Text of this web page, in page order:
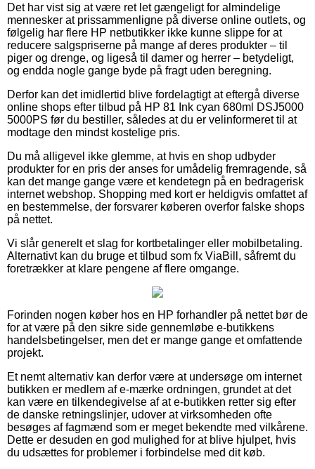
Det har vist sig at være ret let gængeligt for almindelige
mennesker at prissammenligne på diverse online outlets, og
følgelig har flere HP netbutikker ikke kunne slippe for at
reducere salgspriserne på mange af deres produkter – til
piger og drenge, og ligeså til damer og herrer – betydeligt,
og endda nogle gange byde på fragt uden beregning.
Derfor kan det imidlertid blive fordelagtigt at eftergå diverse
online shops efter tilbud på HP 81 Ink cyan 680ml DSJ5000
5000PS før du bestiller, således at du er velinformeret til at
modtage den mindst kostelige pris.
Du må alligevel ikke glemme, at hvis en shop udbyder
produkter for en pris der anses for umådelig fremragende, så
kan det mange gange være et kendetegn på en bedragerisk
internet webshop. Shopping med kort er heldigvis omfattet af
en bestemmelse, der forsvarer køberen overfor falske shops
på nettet.
Vi slår generelt et slag for kortbetalinger eller mobilbetaling.
Alternativt kan du bruge et tilbud som fx ViaBill, såfremt du
foretrækker at klare pengene af flere omgange.
Forinden nogen køber hos en HP forhandler på nettet bør de
for at være på den sikre side gennemløbe e-butikkens
handelsbetingelser, men det er mange gange et omfattende
projekt.
Et nemt alternativ kan derfor være at undersøge om internet
butikken er medlem af e-mærke ordningen, grundet at det
kan være en tilkendegivelse af at e-butikken retter sig efter
de danske retningslinjer, udover at virksomheden ofte
besøges af fagmænd som er meget bekendte med vilkårene.
Dette er desuden en god mulighed for at blive hjulpet, hvis
du udsættes for problemer i forbindelse med dit køb.